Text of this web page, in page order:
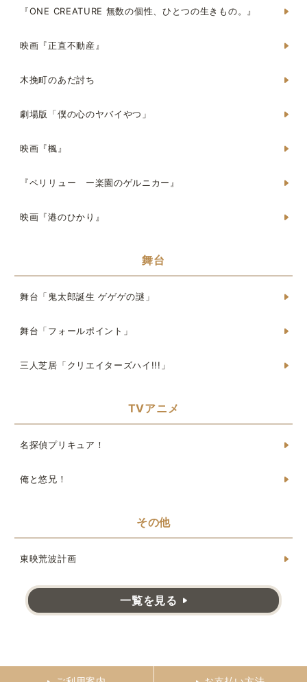
『ONE CREATURE 無数の個性、ひとつの生きもの。』
映画『正直不動産』
木挽町のあだ討ち
劇場版「僕の心のヤバイやつ」
映画『楓』
『ペリリュー ー楽園のゲルニカー』
映画『港のひかり』
舞台
舞台「鬼太郎誕生 ゲゲゲの謎」
舞台「フォールポイント」
三人芝居「クリエイターズハイ!!!」
TVアニメ
名探偵プリキュア！
俺と悠兄！
その他
東映荒波計画
一覧を見る